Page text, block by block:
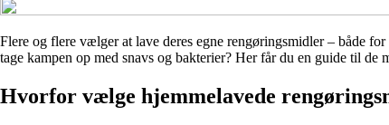
Flere og flere vælger at lave deres egne rengøringsmidler – både
tage kampen op med snavs og bakterier? Her får du en guide til
Hvorfor vælge hjemmelavede